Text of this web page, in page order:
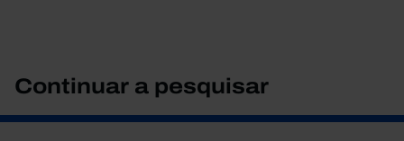
Continuar a pesquisar